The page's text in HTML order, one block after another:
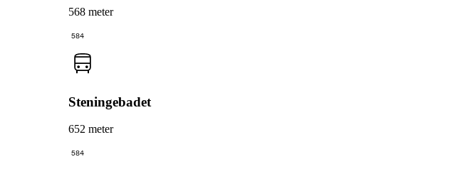
568 meter
584
Steningebadet
652 meter
584